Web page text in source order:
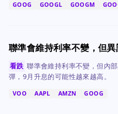
GOOG GOOGL GOOGM
聯準會維持利率不變，但
看跌 聯準會維持利率不變，但內
彈，9月升息的可能性越來越高。
VOO AAPL AMZN GOOG